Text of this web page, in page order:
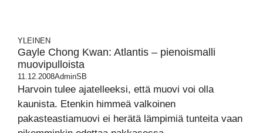
YLEINEN
Gayle Chong Kwan: Atlantis – pienoismalli
muovipulloista
11.12.2008AdminSB
Harvoin tulee ajatelleeksi, että muovi voi olla
kaunista. Etenkin himmeä valkoinen
pakasteastiamuovi ei herätä lämpimiä tunteita vaan